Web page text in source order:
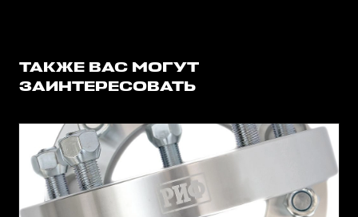
ТАКЖЕ ВАС МОГУТ
ЗАИНТЕРЕСОВАТЬ